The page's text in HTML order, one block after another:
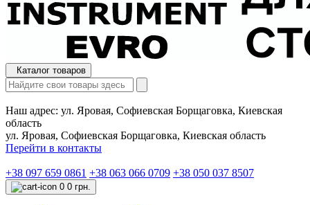
Каталог товаров
Наш адрес: ул. Яровая, Софиевская Борщаговка, Киевская
область
ул. Яровая, Софиевская Борщаговка, Киевская область
Перейти в контакты
+38 097 659 0861 +38 063 066 0709 +38 050 037 8507
0 0 грн.